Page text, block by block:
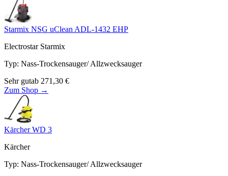
Starmix NSG uClean ADL-1432 EHP
Electrostar Starmix
Typ: Nass-Trockensauger/ Allzwecksauger
Sehr gutab 271,30 €
Zum Shop →
Kärcher WD 3
Kärcher
Typ: Nass-Trockensauger/ Allzwecksauger